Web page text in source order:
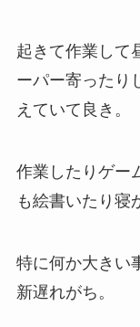
起きて作業して
ーパー寄ったり
えていて良き。
作業したりゲー
も絵書いたり寝
特に何か大きい
新遅れがち。